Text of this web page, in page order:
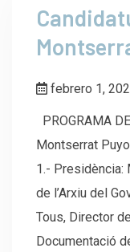
febrero 1,
PROGRAMA
Montserrat
1.- Presidència:
de l’Arxiu del
Tous, Director
Documentació